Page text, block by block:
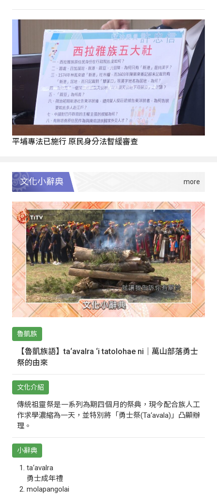
平埔專法已施行 原民身分法暫緩審查
文化小辭典
魯凱族
【魯凱族語】ta‘avalra ‘i tatolohae ni｜萬山部落勇士
祭的由來
文化介紹
傳統祖靈祭是一系列為期四個月的祭典，現今配合族人工
作求學濃縮為一天，並特別將「勇士祭(Ta‘avala)」凸顯辦
理。
小辭典
ta‘avalra
勇士成年禮
molapangolai